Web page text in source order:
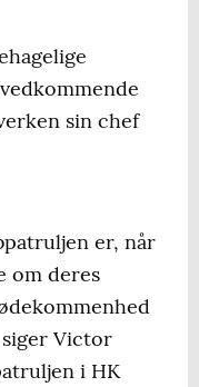
sin chef
er, når
om deres
siger Victor
i HK